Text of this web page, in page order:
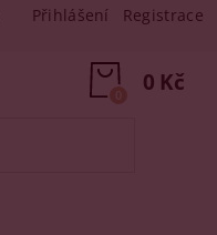
Přihlášení Registrace
0 Kč
0